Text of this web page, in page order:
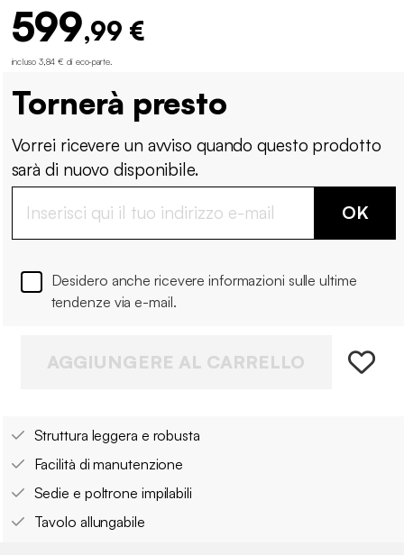
599,99 €
incluso 3,84 € di eco-parte.
Tornerà presto
Vorrei ricevere un avviso quando questo prodotto
sarà di nuovo disponibile.
OK
Desidero anche ricevere informazioni sulle ultime
tendenze via e-mail.
AGGIUNGERE AL CARRELLO
Struttura leggera e robusta
Facilità di manutenzione
Sedie e poltrone impilabili
Tavolo allungabile